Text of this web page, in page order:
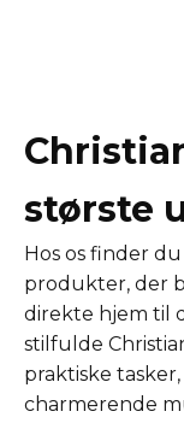
største
Hos os finder
produkter, der
direkte hjem til
stilfulde
praktiske
charmerende